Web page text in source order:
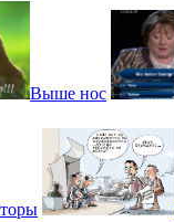
Выше нос